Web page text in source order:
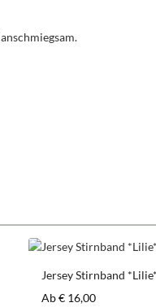
Jersey Stirnband *Lilie*
Regulärer Preis:
Ab€ 16,00